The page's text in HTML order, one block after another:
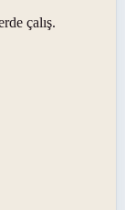
çalış.